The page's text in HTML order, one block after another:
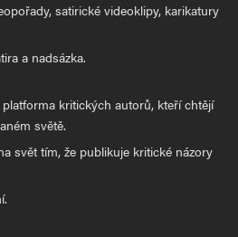
satirické videoklipy, karikatury
a nadsázka.
kritických autorů, kteří chtějí
světě.
svět tím, že publikuje kritické názory